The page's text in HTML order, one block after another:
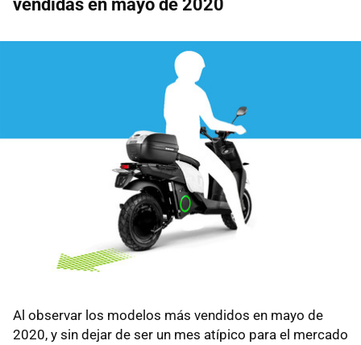
vendidas en mayo de 2020
Al observar los modelos más vendidos en mayo de
2020, y sin dejar de ser un mes atípico para el mercado